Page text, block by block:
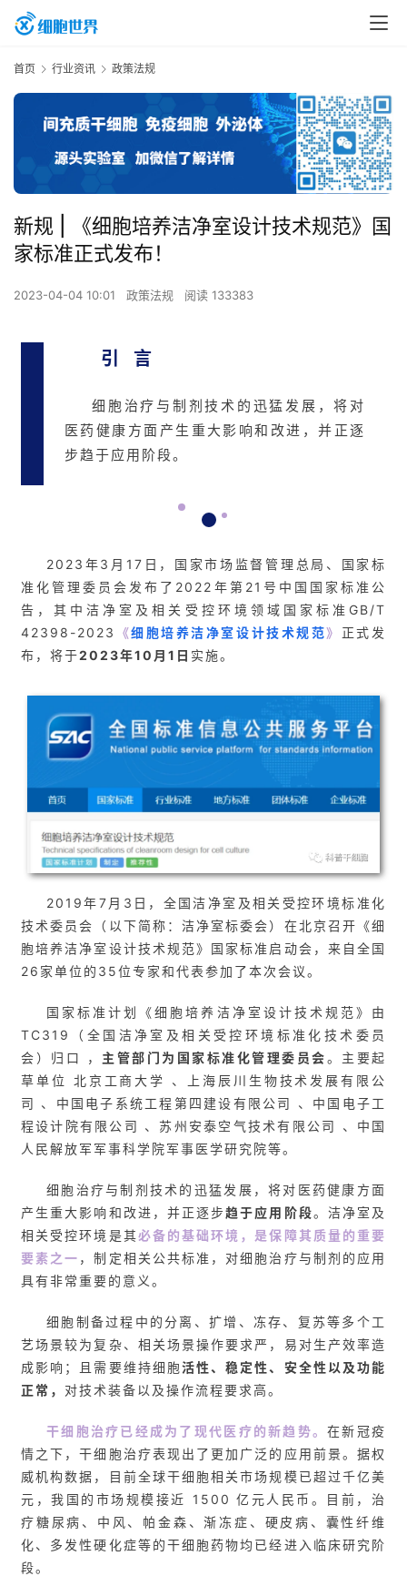
首
行
业
资
讯
首页 行业资讯 政策法规
新规 | 《细胞培养洁净室设计技术规范》国
家标准正式发布！
2023-04-04 10:01 政策法规 阅读 133383
引 言
细胞治疗与制剂技术的迅猛发展，将对
医药健康方面产生重大影响和改进，并正逐
步趋于应用阶段。
2023年3月17日，国家市场监督管理总局、国家标
准化管理委员会发布了2022年第21号中国国家标准公
告，其中洁净室及相关受控环境领域国家标准GB/T
42398-2023
《细胞培养洁净室设计技术规范》 正式发
布，将于2023年10月1日 实施。
2019年7月3日，全国洁净室及相关受控环境标准化
技术委员会（以下简称：洁净室标委会）在北京召开《细
胞培养洁净室设计技术规范》国家标准启动会，来自全国
26家单位的35位专家和代表参加了本次会议。
国家标准计划《细胞培养洁净室设计技术规范》由
TC319（全国洁净室及相关受控环境标准化技术委员
会）归口 ， 主管部门为国家标准化管理委员会。主要起
草单位 北京工商大学 、上海辰川生物技术发展有限公
司 、中国电子系统工程第四建设有限公司 、中国电子工
程设计院有限公司 、苏州安泰空气技术有限公司 、中国
人民解放军军事科学院军事医学研究院等。
细胞治疗与制剂技术的迅猛发展，将对医药健康方面
产生重大影响和改进，并正逐步趋于应用阶段。洁净室及
相关受控环境是其必备的基础环境，是保障其质量的重要
要素之一 ，制定相关公共标准，对细胞治疗与制剂的应用
具有非常重要的意义。
细胞制备过程中的分离、扩增、冻存、复苏等多个工
艺场景较为复杂、相关场景操作要求严，易对生产效率造
成影响；且需要维持细胞活性、稳定性、安全性以及功能
正常， 对技术装备以及操作流程要求高。
干细胞治疗已经成为了现代医疗的新趋势。在新冠疫
情之下，干细胞治疗表现出了更加广泛的应用前景。据权
威机构数据，目前全球干细胞相关市场规模已超过千亿美
元，我国的市场规模接近 1500 亿元人民币。目前，治
疗糖尿病、中风、帕金森、渐冻症、硬皮病、囊性纤维
化、多发性硬化症等的干细胞药物均已经进入临床研究阶
段。